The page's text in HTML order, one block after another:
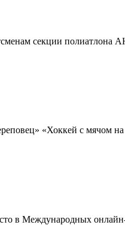
секции
«Хоккей с мячом
в Международных